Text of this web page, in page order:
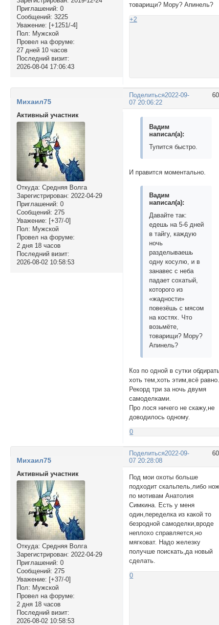
Приглашений: 0
Сообщений: 3225
Уважение: [+1251/-4]
Пол: Мужской
Провел на форуме:
27 дней 10 часов
Последний визит:
2026-08-04 17:06:43
товарищи? Мору? Апинель?
+2
Поделиться2022-09-
07 20:06:22
Михаил75
Активный участник
Откуда: Средняя Волга
Зарегистрирован: 2022-04-29
Приглашений: 0
Сообщений: 275
Уважение: [+37/-0]
Пол: Мужской
Провел на форуме:
2 дня 18 часов
Последний визит:
2026-08-02 10:58:53
Вадим
написал(а):
Тупится быстро.
И правится моментально.
Вадим
написал(а):
Давайте так:
едешь на 5-6 дней
в тайгу, каждую
ночь
разделываешь
одну косулю, и в
занавес с неба
падает сохатый,
которого из
«жадности»
повезёшь с мясом
на костях. Что
возьмёте,
товарищи? Мору?
Апинель?
Коз по одной в сутки
хоть тем,хоть этим,всё
Рекорд три за ночь двумя
самоделками.
Про лося ничего не скажу,не
доводилось одному.
0
Поделиться2022-09-
07 20:28:08
Михаил75
Активный участник
Откуда: Средняя Волга
Зарегистрирован: 2022-04-29
Приглашений: 0
Сообщений: 275
Уважение: [+37/-0]
Пол: Мужской
Провел на форуме:
2 дня 18 часов
Последний визит:
2026-08-02 10:58:53
Под мои охоты больше
подходит скальпель,либо
по мотивам Анатолия
Симкина. Есть у меня
один,переделка из какой то
безродной самоделки,вроде
неплохо справляется,но
мягковат. Надо железку
получше поискать,да новый
сделать.
0